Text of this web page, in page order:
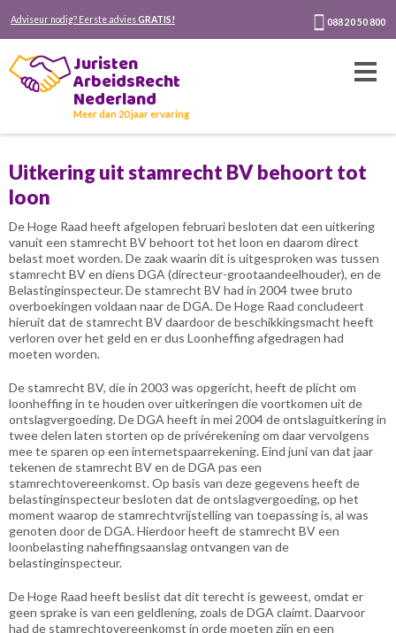
Adviseur nodig? Eerste adviesGRATIS! 088 20 50 800
Juristen
ArbeidsRecht
Nederland
Meer dan 20 jaar ervaring
Uitkering uit stamrecht BV behoort tot
loon
De Hoge Raad heeft afgelopen februari besloten dat een uitkering
vanuit een stamrecht BV behoort tot het loon en daarom direct
belast moet worden. De zaak waarin dit is uitgesproken was tussen
stamrecht BV en diens DGA (directeur-grootaandeelhouder), en de
Belastinginspecteur. De stamrecht BV had in 2004 twee bruto
overboekingen voldaan naar de DGA. De Hoge Raad concludeert
hieruit dat de stamrecht BV daardoor de beschikkingsmacht heeft
verloren over het geld en er dus Loonheffing afgedragen had
moeten worden.
De stamrecht BV, die in 2003 was opgericht, heeft de plicht om
loonheffing in te houden over uitkeringen die voortkomen uit de
ontslagvergoeding. De DGA heeft in mei 2004 de ontslaguitkering in
twee delen laten storten op de privérekening om daar vervolgens
mee te sparen op een internetspaarrekening. Eind juni van dat jaar
tekenen de stamrecht BV en de DGA pas een
stamrechtovereenkomst. Op basis van deze gegevens heeft de
belastinginspecteur besloten dat de ontslagvergoeding, op het
moment waarop de stamrechtvrijstelling van toepassing is, al was
genoten door de DGA. Hierdoor heeft de stamrecht BV een
loonbelasting naheffingsaanslag ontvangen van de
belastinginspecteur.
De Hoge Raad heeft beslist dat dit terecht is geweest, omdat er
geen sprake is van een geldlening, zoals de DGA claimt. Daarvoor
had de stamrechtovereenkomst in orde moeten zijn en een